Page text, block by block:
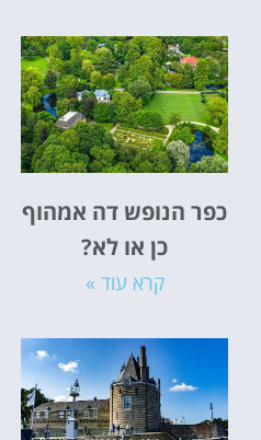
מלונות
מציאת מלון
מומלץ?
כפר הנופש דה אמהוף
כן או לא?
קרא עוד »